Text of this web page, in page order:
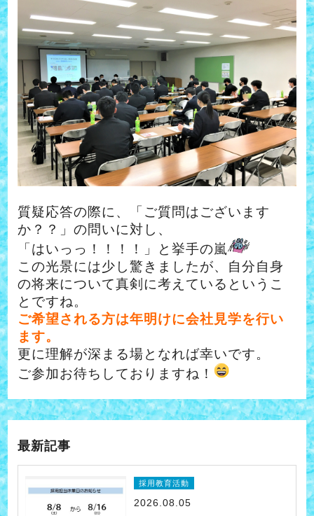
質疑応答の際に、「ご質問はございます
か？？」の問いに対し、
「はいっっ！！！！」と挙手の嵐
この光景には少し驚きましたが、自分自身
の将来について真剣に考えているというこ
とですね。
ご希望される方は年明けに会社見学を行い
ます。
更に理解が深まる場となれば幸いです。
ご参加お待ちしておりますね！
最新記事
採用教育活動
2026.08.05